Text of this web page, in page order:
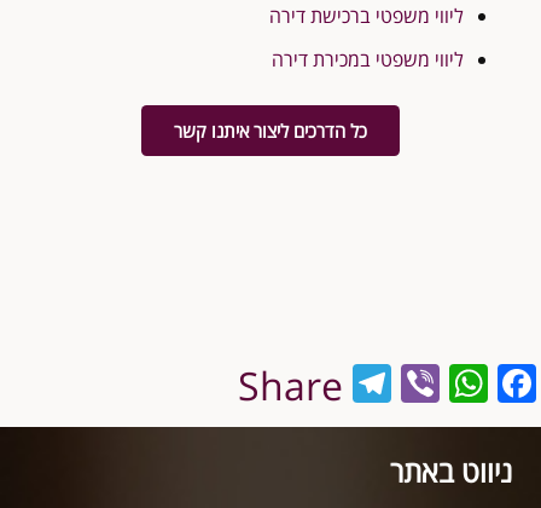
ליווי משפטי ברכישת דירה
ליווי משפטי במכירת דירה
כל הדרכים ליצור איתנו קשר
Facebook
WhatsApp
Viber
Telegram
Share
ניווט באתר